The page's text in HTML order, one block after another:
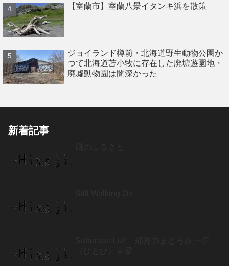
【室蘭市】室蘭八景イタンキ浜を散策
ジョイランド樽前・北海道野生動物公園か
つて北海道苫小牧に存在した廃墟遊園地・
廃墟動物園は闇深かった
新着記事